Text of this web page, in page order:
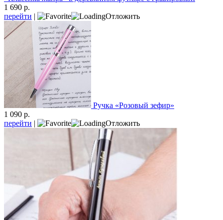
1 690 р.
перейти | Отложить
Ручка «Розовый зефир»
1 090 р.
перейти | Отложить